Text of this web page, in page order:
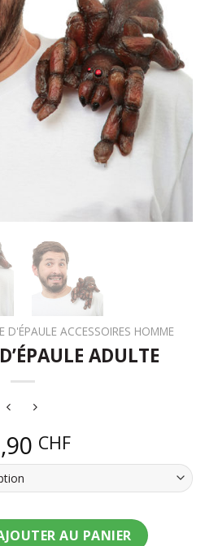
D'ÉPAULE ACCESSOIRES HOMME
ADULTE
CHF
d'épaule adulte
AU PANIER